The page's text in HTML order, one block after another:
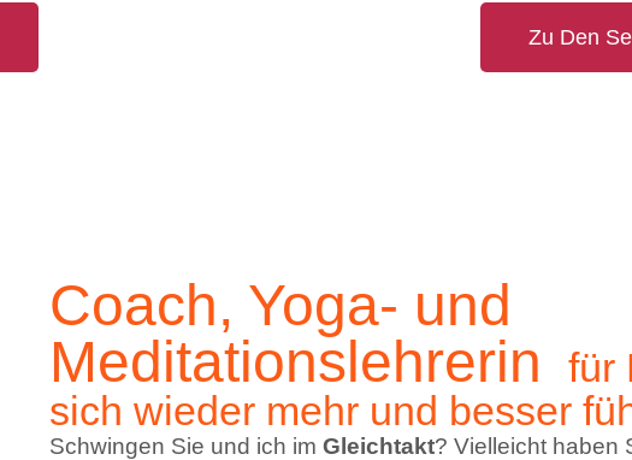
Zu Den
Coach, Yoga- und
Meditationslehrerin
für
sich wieder mehr und besser
Schwingen Sie und ich im Gleichtakt? Vielleicht haben